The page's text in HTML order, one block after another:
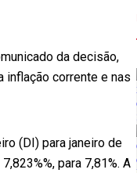
da decisão,
inflação corrente e nas
(DI) para janeiro de
para 7,81%. A